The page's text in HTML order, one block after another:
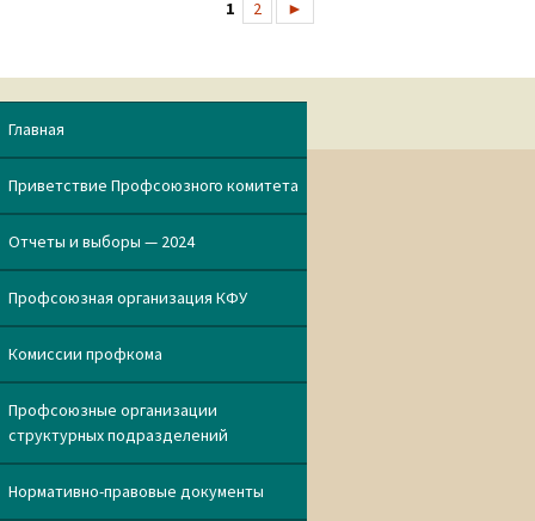
1 2 ►
Главная
Приветствие Профсоюзного комитета
Отчеты и выборы — 2024
Профсоюзная организация КФУ
Комиссии профкома
Профсоюзные организации
структурных подразделений
Нормативно-правовые документы